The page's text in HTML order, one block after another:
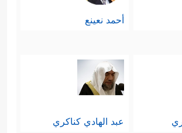
أحمد نعينع
عبد الهادي كناكري